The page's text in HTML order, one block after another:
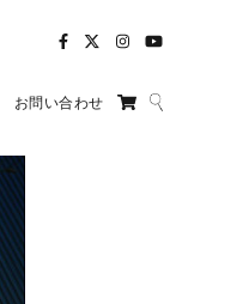
お問い合わせ